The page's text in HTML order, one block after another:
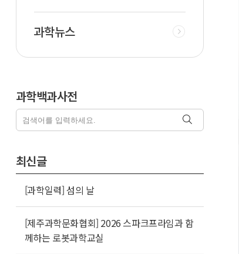
과학뉴스
과학백과사전
최신글
[과학일력] 섬의 날
[제주과학문화협회] 2026 스파크프라임과 함
께하는 로봇과학교실